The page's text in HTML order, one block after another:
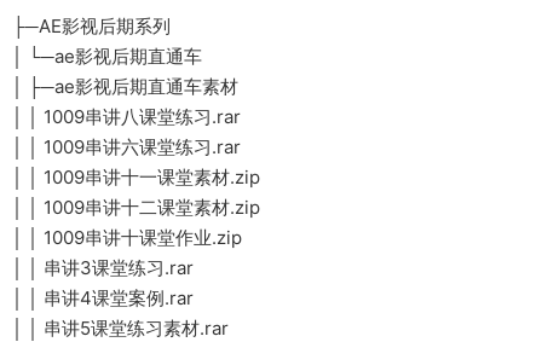
├─AE影视后期系列
│ └─ae影视后期直通车
│ ├─ae影视后期直通车素材
│ │ 1009串讲八课堂练习.rar
│ │ 1009串讲六课堂练习.rar
│ │ 1009串讲十一课堂素材.zip
│ │ 1009串讲十二课堂素材.zip
│ │ 1009串讲十课堂作业.zip
│ │ 串讲3课堂练习.rar
│ │ 串讲4课堂案例.rar
│ │ 串讲5课堂练习素材.rar